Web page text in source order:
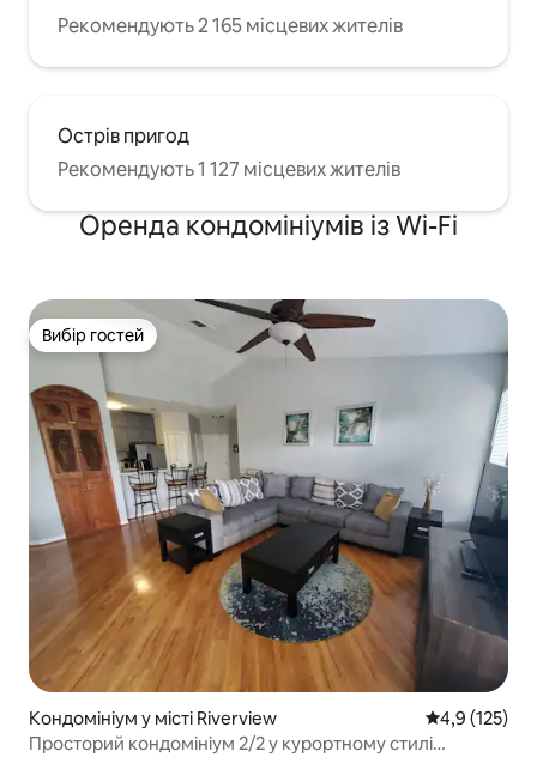
Рекомендують 2 165 місцевих жителів
Острів пригод
Рекомендують 1 127 місцевих жителів
Оренда кондомініумів із Wi-Fi
Вибір гостей
Вибір гостей
Кондомініум у місті Riverview Середня
4,9 (125)
Просторий кондомініум 2/2 у курортному стилі